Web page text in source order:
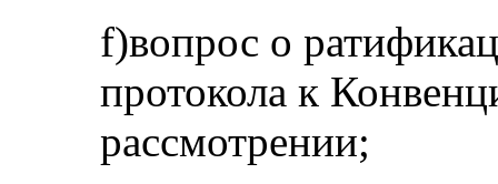
f)вопрос о
протокола к
рассмотрении;